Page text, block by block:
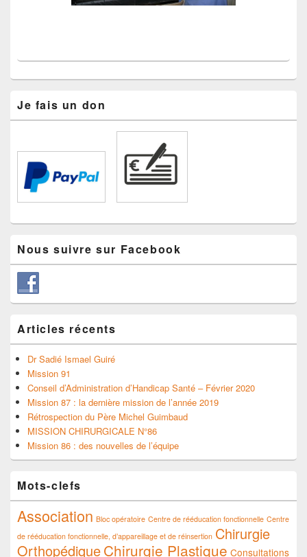
Je fais un don
Nous suivre sur Facebook
Articles récents
Dr Sadié Ismael Guiré
Mission 91
Conseil d’Administration d’Handicap Santé – Février 2020
Mission 87 : la dernière mission de l’année 2019
Rétrospection du Père Michel Guimbaud
MISSION CHIRURGICALE N°86
Mission 86 : des nouvelles de l’équipe
Mots-clefs
Association Bloc opératoire Centre de rééducation fonctionnelle Centre
de rééducation fonctionnelle, d’appareillage et de réinsertion Chirurgie
OrthopédiqueChirurgie Plastique Consultations